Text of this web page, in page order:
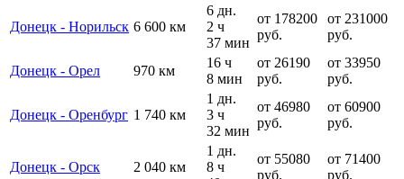
Донецк - Норильск 6 600 км
6 дн.
2 ч
37 мин
от 178200
руб.
от 231000
руб.
Донецк - Орел 970 км
16 ч
8 мин
от 26190
руб.
от 33950
руб.
Донецк - Оренбург 1 740 км
1 дн.
3 ч
32 мин
от 46980
руб.
от 60900
руб.
Донецк - Орск 2 040 км
1 дн.
8 ч
от 55080
руб.
от 71400
руб.